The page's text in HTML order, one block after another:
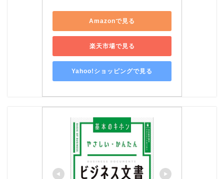
Amazonで見る
楽天市場で見る
Yahoo!ショッピングで見る